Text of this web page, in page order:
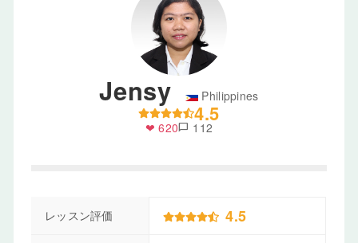
Jensy Philippines
4.5
❤ 620chat_bubble 112
レッスン評価 4.5